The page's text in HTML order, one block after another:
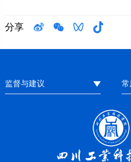
分享
监督与建议